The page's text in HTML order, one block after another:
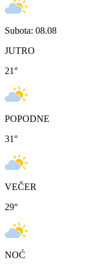
Subota: 08.08
JUTRO
21°
POPODNE
31°
VEČER
29°
NOĆ